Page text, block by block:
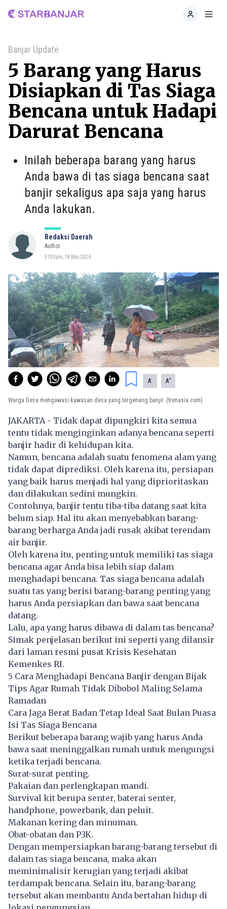
Home
Banjar Update
5 Barang yang Harus
Disiapkan di Tas Siaga
Bencana untuk Hadapi
Darurat Bencana
Inilah beberapa barang yang harus
Anda bawa di tas siaga bencana saat
banjir sekaligus apa saja yang harus
Anda lakukan.
Redaksi Daerah
Author
07:03pm, 18 Mar, 2024
A- A+
Warga Desa mengawasi kawasan desa yang tergenang banjir (trenasia.com)
JAKARTA - Tidak dapat dipungkiri kita semua
tentu tidak menginginkan adanya bencana seperti
banjir hadir di kehidupan kita.
Namun, bencana adalah suatu fenomena alam yang
tidak dapat diprediksi. Oleh karena itu, persiapan
yang baik harus menjadi hal yang diprioritaskan
dan dilakukan sedini mungkin.
Contohnya, banjir tentu tiba-tiba datang saat kita
belum siap. Hal itu akan menyebabkan barang-
barang berharga Anda jadi rusak akibat terendam
air banjir.
Oleh karena itu, penting untuk memiliki tas siaga
bencana agar Anda bisa lebih siap dalam
menghadapi bencana. Tas siaga bencana adalah
suatu tas yang berisi barang-barang penting yang
harus Anda persiapkan dan bawa saat bencana
datang.
Lalu, apa yang harus dibawa di dalam tas bencana?
Simak penjelasan berikut ini seperti yang dilansir
dari laman resmi pusat Krisis Kesehatan
Kemenkes RI.
5 Cara Menghadapi Bencana Banjir dengan Bijak
Tips Agar Rumah Tidak Dibobol Maling Selama
Ramadan
Cara Jaga Berat Badan Tetap Ideal Saat Bulan Puasa
Isi Tas Siaga Bencana
Berikut beberapa barang wajib yang harus Anda
bawa saat meninggalkan rumah untuk mengungsi
ketika terjadi bencana.
Surat-surat penting.
Pakaian dan perlengkapan mandi.
Survival kit berupa senter, baterai senter,
handphone, powerbank, dan peluit.
Makanan kering dan minuman.
Obat-obatan dan P3K.
Dengan mempersiapkan barang-barang tersebut di
dalam tas siaga bencana, maka akan
meminimalisir kerugian yang terjadi akibat
terdampak bencana. Selain itu, barang-barang
tersebut akan membantu Anda bertahan hidup di